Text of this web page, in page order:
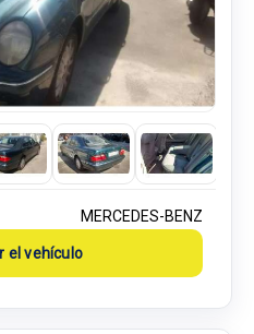
MERCEDES-BENZ
el vehículo